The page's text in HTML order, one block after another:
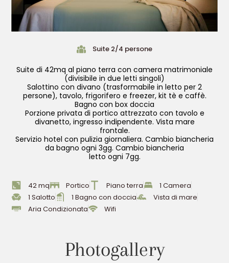
Suite 2/4 persone
Suite di 42mq al piano terra con camera matrimoniale
(divisibile in due letti singoli)
Salottino con divano (trasformabile in letto per 2
persone), tavolo, frigorifero e freezer, kit tè e caffè.
Bagno con box doccia
Porzione privata di portico attrezzato con tavolo e
divanetto, ingresso indipendente. Vista mare
frontale.
Servizio hotel con pulizia giornaliera. Cambio biancheria
da bagno ogni 3gg. Cambio biancheria
letto ogni 7gg.
42 mq Portico Piano terra
1 Camera
1 Salotto
1 Bagno con doccia
Vista di mare
Aria Condizionata
Wifi
Photogallery